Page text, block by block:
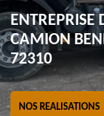
ENTREPRISE
CAMION
72310
NOS REALISATIONS